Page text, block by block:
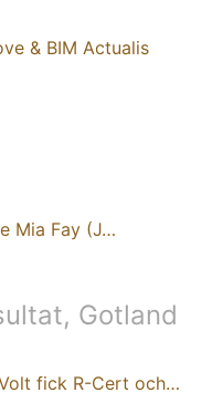
& BIM Actualis
Mia Fay (J…
Gotland
fick R-Cert och…